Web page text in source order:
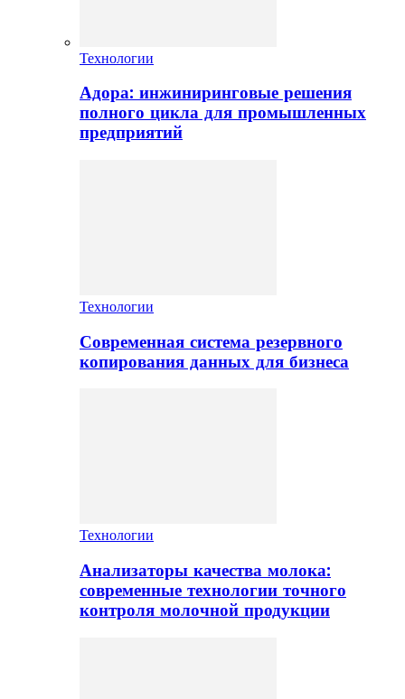
Технологии
Адора: инжиниринговые решения
полного цикла для промышленных
предприятий
Технологии
Современная система резервного
копирования данных для бизнеса
Технологии
Анализаторы качества молока:
современные технологии точного
контроля молочной продукции